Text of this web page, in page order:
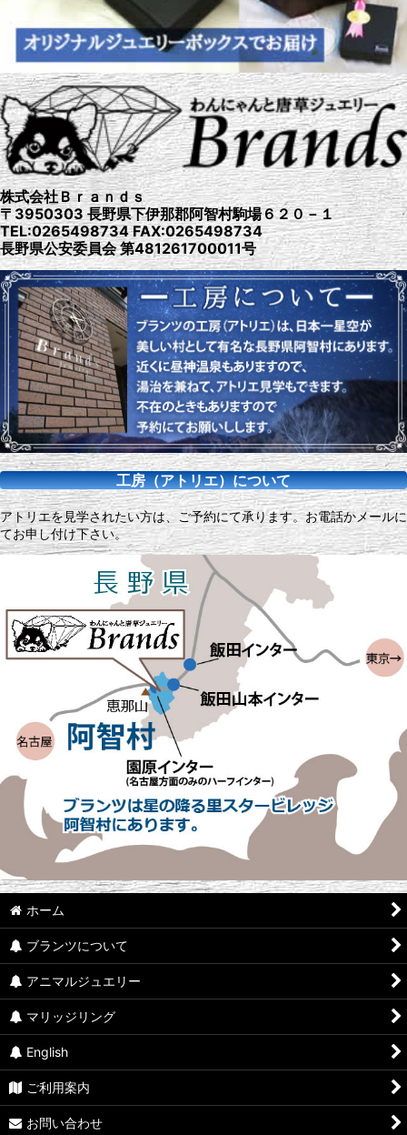
株式会社Ｂｒａｎｄｓ
〒3950303 長野県下伊那郡阿智村駒場６２０－１
TEL:0265498734 FAX:0265498734
長野県公安委員会 第481261700011号
工房（アトリエ）について
アトリエを見学されたい方は、ご予約にて承ります。お電話かメールに
てお申し付け下さい。
ホーム
ブランツについて
アニマルジュエリー
マリッジリング
English
ご利用案内
お問い合わせ